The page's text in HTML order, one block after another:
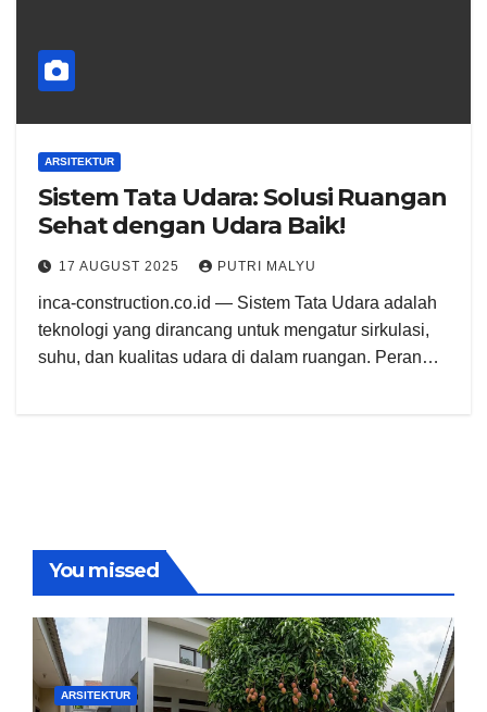
ARSITEKTUR
Sistem Tata Udara: Solusi Ruangan
Sehat dengan Udara Baik!
17 AUGUST 2025 PUTRI MALYU
inca-construction.co.id — Sistem Tata Udara adalah
teknologi yang dirancang untuk mengatur sirkulasi,
suhu, dan kualitas udara di dalam ruangan. Peran…
You missed
ARSITEKTUR